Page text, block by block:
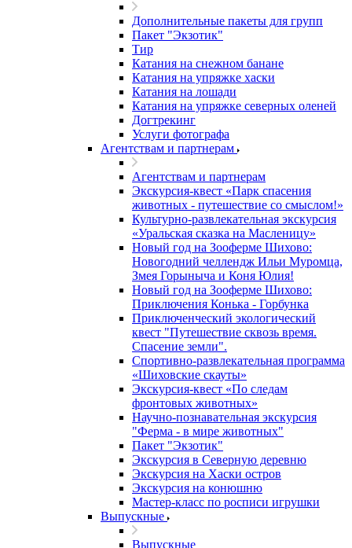
Дополнительные пакеты для групп
Пакет "Экзотик"
Тир
Катания на снежном банане
Катания на упряжке хаски
Катания на лошади
Катания на упряжке северных оленей
Догтрекинг
Услуги фотографа
Агентствам и партнерам
Агентствам и партнерам
Экскурсия-квест «Парк спасения
животных - путешествие со смыслом!»
Культурно-развлекательная экскурсия
«Уральская сказка на Масленицу»
Новый год на Зооферме Шихово:
Новогодний челлендж Ильи Муромца,
Змея Горыныча и Коня Юлия!
Новый год на Зооферме Шихово:
Приключения Конька - Горбунка
Приключенческий экологический
квест "Путешествие сквозь время.
Спасение земли".
Спортивно-развлекательная программа
«Шиховские скауты»
Экскурсия-квест «По следам
фронтовых животных»
Научно-познавательная экскурсия
"Ферма - в мире животных"
Пакет "Экзотик"
Экскурсия в Северную деревню
Экскурсия на Хаски остров
Экскурсия на конюшню
Мастер-класс по росписи игрушки
Выпускные
Выпускные